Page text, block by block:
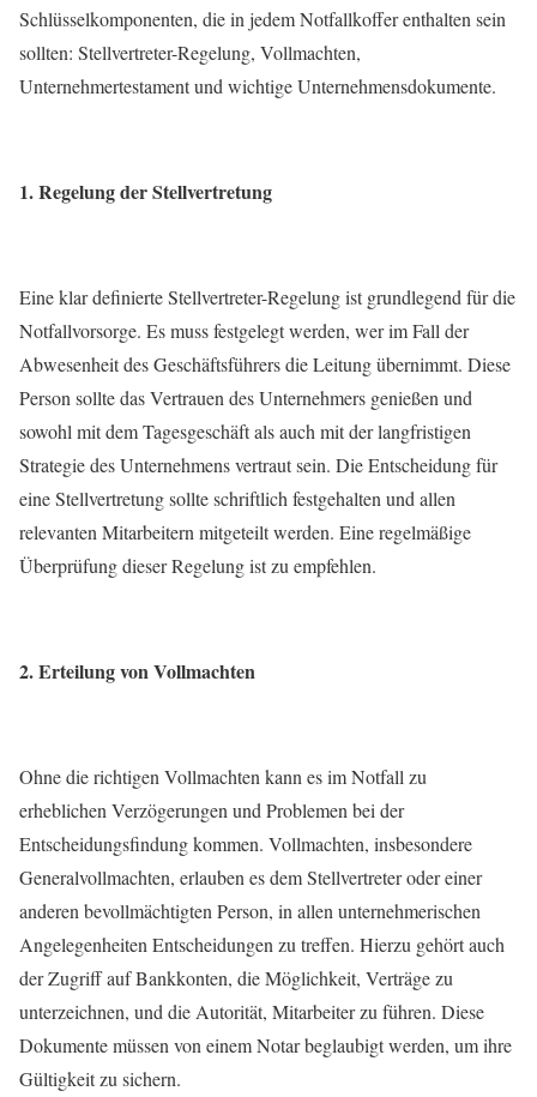
Schlüsselkomponenten, die in jedem Notfallkoffer enthalten sein
sollten: Stellvertreter-Regelung, Vollmachten,
Unternehmertestament und wichtige Unternehmensdokumente.
1. Regelung der Stellvertretung
Eine klar definierte Stellvertreter-Regelung ist grundlegend für die
Notfallvorsorge. Es muss festgelegt werden, wer im Fall der
Abwesenheit des Geschäftsführers die Leitung übernimmt. Diese
Person sollte das Vertrauen des Unternehmers genießen und
sowohl mit dem Tagesgeschäft als auch mit der langfristigen
Strategie des Unternehmens vertraut sein. Die Entscheidung für
eine Stellvertretung sollte schriftlich festgehalten und allen
relevanten Mitarbeitern mitgeteilt werden. Eine regelmäßige
Überprüfung dieser Regelung ist zu empfehlen.
2. Erteilung von Vollmachten
Ohne die richtigen Vollmachten kann es im Notfall zu
erheblichen Verzögerungen und Problemen bei der
Entscheidungsfindung kommen. Vollmachten, insbesondere
Generalvollmachten, erlauben es dem Stellvertreter oder einer
anderen bevollmächtigten Person, in allen unternehmerischen
Angelegenheiten Entscheidungen zu treffen. Hierzu gehört auch
der Zugriff auf Bankkonten, die Möglichkeit, Verträge zu
unterzeichnen, und die Autorität, Mitarbeiter zu führen. Diese
Dokumente müssen von einem Notar beglaubigt werden, um ihre
Gültigkeit zu sichern.